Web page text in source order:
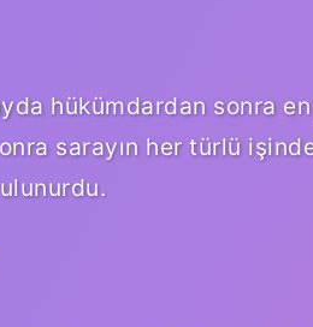
hükümdardan sonra
sarayın her türlü